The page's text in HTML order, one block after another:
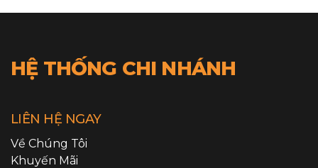
HỆ THỐNG CHI NHÁNH
LIÊN HỆ NGAY
Về Chúng Tôi
Khuyến Mãi